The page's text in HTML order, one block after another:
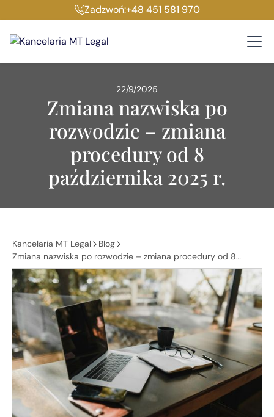
Zadzwoń:+48 451 581 970
22/9/2025
Zmiana nazwiska po
rozwodzie – zmiana
procedury od 8
października 2025 r.
Kancelaria MT Legal
Blog
Zmiana nazwiska po rozwodzie – zmiana procedury od 8
października 2025 r.